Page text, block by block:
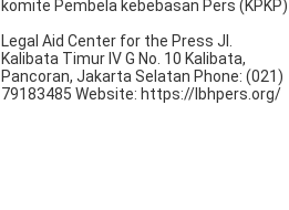
komite Pembela kebebasan Pers (KPKP)
Legal Aid Center for the Press Jl.
Kalibata Timur IV G No. 10 Kalibata,
Pancoran, Jakarta Selatan Phone: (021)
79183485 Website: https://lbhpers.org/